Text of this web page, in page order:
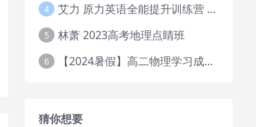
4 艾力 原力英语全能提升训练营 151G网课大合集
5 林萧 2023高考地理点睛班
6 【2024暑假】高二物理学习成长与规划系统1期
猜你想要